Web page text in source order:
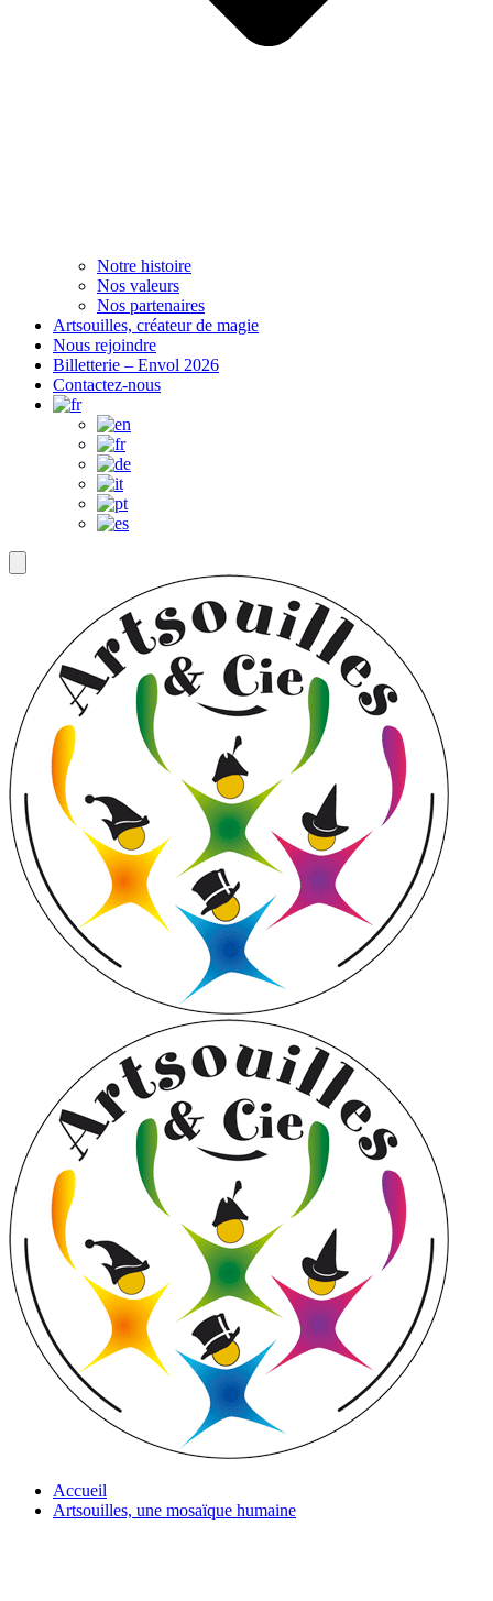
Notre histoire
Nos valeurs
Nos partenaires
Artsouilles, créateur de magie
Nous rejoindre
Billetterie – Envol 2026
Contactez-nous
Accueil
Artsouilles, une mosaïque humaine